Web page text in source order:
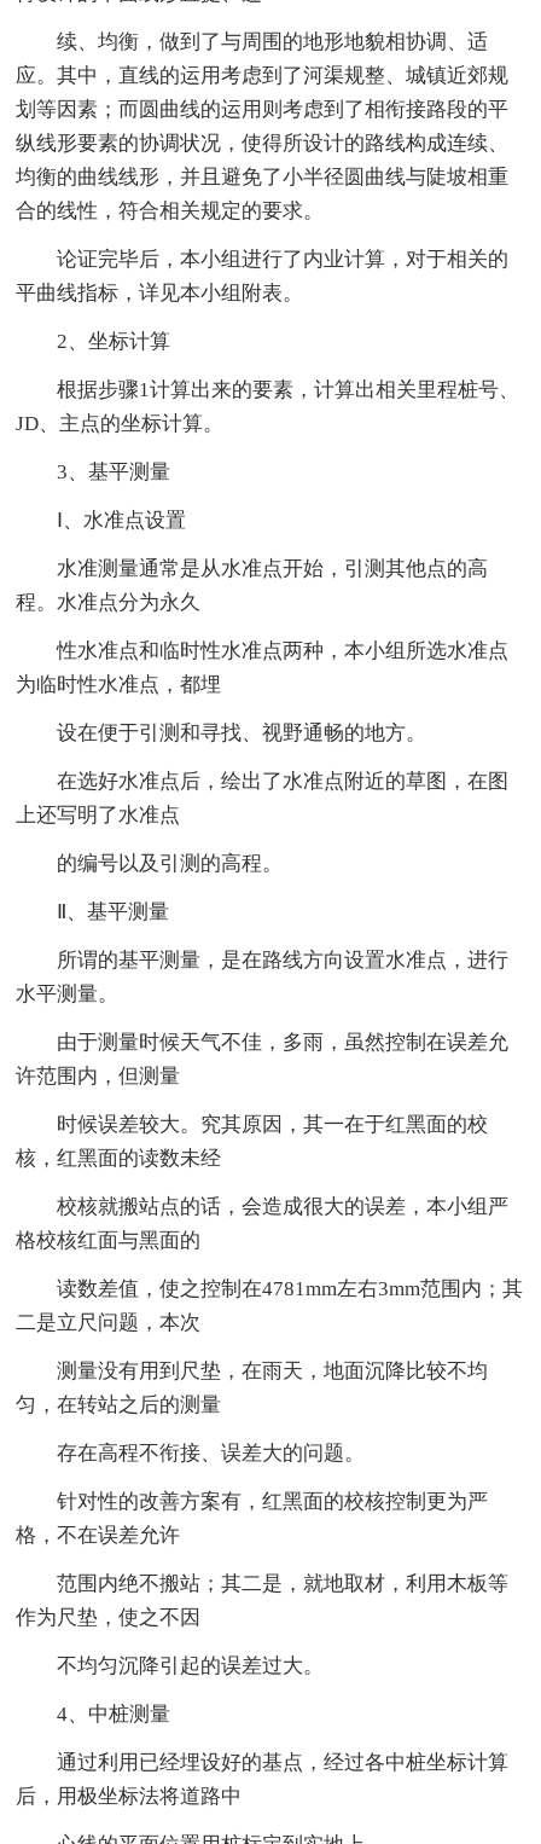
续、均衡，做到了与周围的地形地貌相协调、适
应。其中，直线的运用考虑到了河渠规整、城镇近郊规
划等因素；而圆曲线的运用则考虑到了相衔接路段的平
纵线形要素的协调状况，使得所设计的路线构成连续、
均衡的曲线线形，并且避免了小半径圆曲线与陡坡相重
合的线性，符合相关规定的要求。
论证完毕后，本小组进行了内业计算，对于相关的
平曲线指标，详见本小组附表。
2、坐标计算
根据步骤1计算出来的要素，计算出相关里程桩号、
JD、主点的坐标计算。
3、基平测量
Ⅰ、水准点设置
水准测量通常是从水准点开始，引测其他点的高
程。水准点分为永久
性水准点和临时性水准点两种，本小组所选水准点
为临时性水准点，都埋
设在便于引测和寻找、视野通畅的地方。
在选好水准点后，绘出了水准点附近的草图，在图
上还写明了水准点
的编号以及引测的高程。
Ⅱ、基平测量
所谓的基平测量，是在路线方向设置水准点，进行
水平测量。
由于测量时候天气不佳，多雨，虽然控制在误差允
许范围内，但测量
时候误差较大。究其原因，其一在于红黑面的校
核，红黑面的读数未经
校核就搬站点的话，会造成很大的误差，本小组严
格校核红面与黑面的
读数差值，使之控制在4781mm左右3mm范围内；其
二是立尺问题，本次
测量没有用到尺垫，在雨天，地面沉降比较不均
匀，在转站之后的测量
存在高程不衔接、误差大的问题。
针对性的改善方案有，红黑面的校核控制更为严
格，不在误差允许
范围内绝不搬站；其二是，就地取材，利用木板等
作为尺垫，使之不因
不均匀沉降引起的误差过大。
4、中桩测量
通过利用已经埋设好的基点，经过各中桩坐标计算
后，用极坐标法将道路中